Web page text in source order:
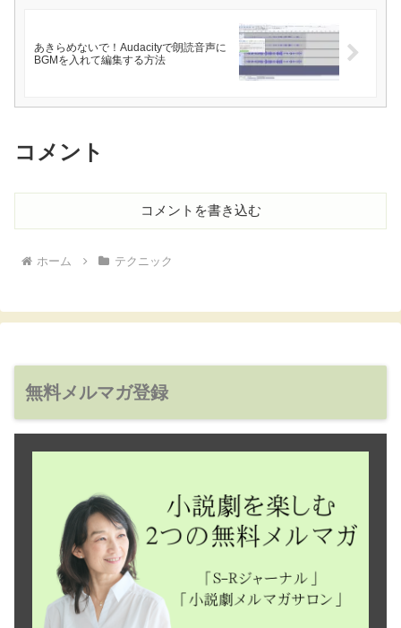
あきらめないで！Audacityで朗読音声に
BGMを入れて編集する方法
コメント
コメントを書き込む
ホーム テクニック
無料メルマガ登録